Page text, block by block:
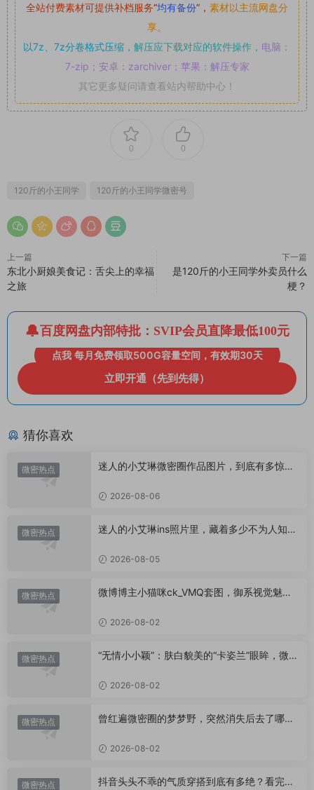
全站付费素材可提供补档服务“均有备份”， 素材以主流网盘分
享。
以7z、7z分卷格式压缩， 解压应下载对应的软件操作， 电脑：
7-zip；安卓：zarchiver；苹果：解压专家
其它更多疑问请查看站内帮助中心！
0 0
120斤的小王同学 120斤的小王同学微密号
上一篇
东北小厨娘美食记：舌尖上的幸福
之旅
下一篇
是120斤的小王同学外卖员什么
梗？
百度网盘内部特批：SVIP会员直降最低100元
点我 每月免费领取500G容量空间，有效期30天
立即开通（先到先得）
猜你喜欢
微密热点
迷人的小艾琳微密圈作品图片，到底有多惊
2026-08-06
微密热点
迷人的小艾琳ins照片里，藏着多少不为人知的
2026-08-05
微密热点
微博博主小猫咪ck_VMQ套图，御系视觉魅力
2026-08-02
微密热点
“无情小小颖”：肤白貌美的“卡姿兰”眼眸，微密
2026-08-02
微密热点
曾红遍微密圈的梦梦野，突然消失后去了哪
2026-08-02
微密热点
抖音头头不乖的气质穿搭到底有多绝？看完想